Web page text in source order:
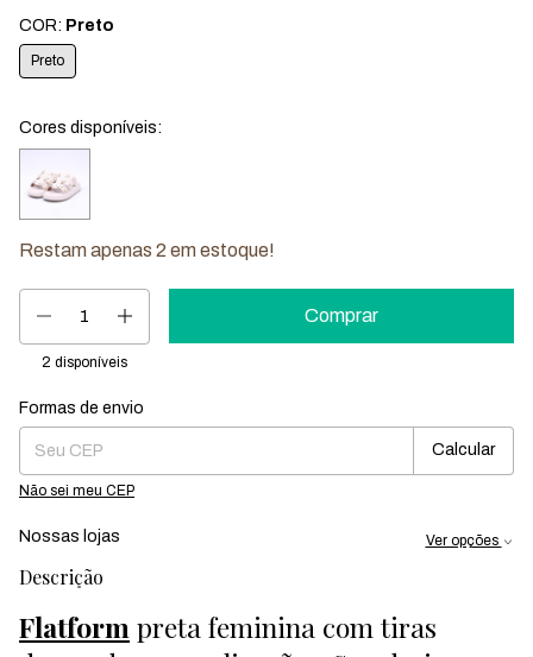
COR: Preto
Preto
Cores disponíveis:
Restam apenas 2 em estoque!
2 disponíveis
Entregas para o CEP:
Formas de envio
Calcular
Não sei meu CEP
Nossas lojas Ver opções
Descrição
Flatform preta feminina com tiras